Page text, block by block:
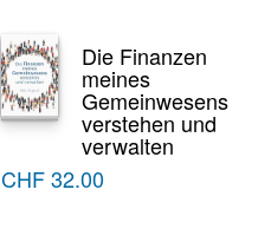
Die Finanzen
meines
Gemeinwesens
verstehen und
verwalten
CHF32.00